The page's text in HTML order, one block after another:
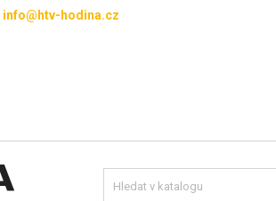
info@htv-hodina.cz